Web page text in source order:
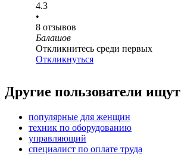
4.3
•
8 отзывов
Балашов
Откликнитесь среди первых
Откликнуться
Другие пользователи ищут
популярные для женщин
техник по оборудованию
управляющий
специалист по оплате труда